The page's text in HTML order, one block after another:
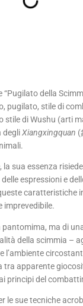
della
pugilato, stile di
stile di Wushu (arti
degli Xiangxingquan (
la sua essenza
espressioni e
caratteristiche
imprevedibile.
ma di
della scimmia –
l’ambiente
tra apparente
principi del
le sue tecniche